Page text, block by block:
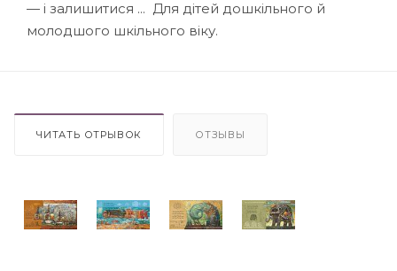
— і залишитися ... Для дітей дошкільного й
молодшого шкільного віку.
ЧИТАТЬ ОТРЫВОК ОТЗЫВЫ